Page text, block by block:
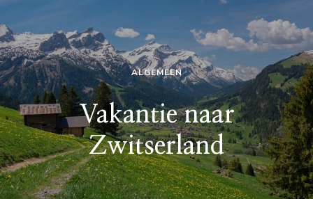
ALGEMEEN
Vakantie naar
Zwitserland